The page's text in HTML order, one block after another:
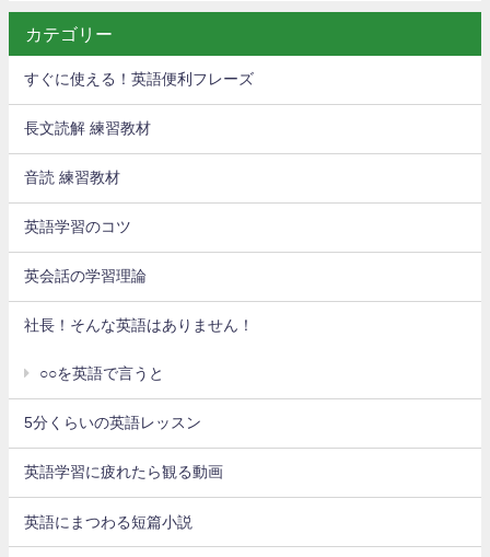
カテゴリー
すぐに使える！英語便利フレーズ
長文読解 練習教材
音読 練習教材
英語学習のコツ
英会話の学習理論
社長！そんな英語はありません！
○○を英語で言うと
5分くらいの英語レッスン
英語学習に疲れたら観る動画
英語にまつわる短篇小説